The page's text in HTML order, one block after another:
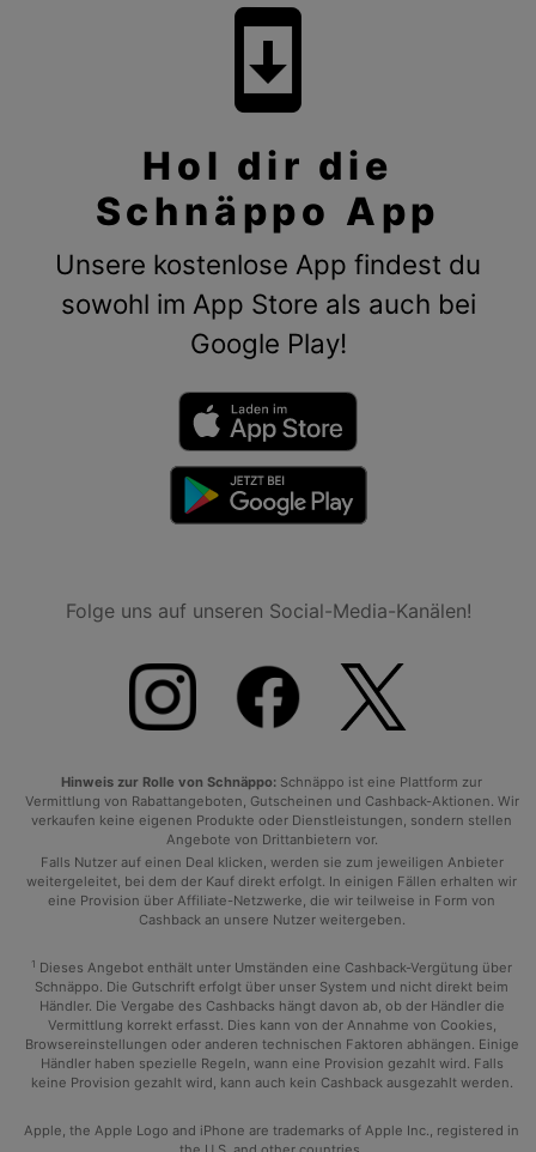
system_update
Hol dir die
Schnäppo App
Unsere kostenlose App findest du
sowohl im App Store als auch bei
Google Play!
Folge uns auf unseren Social-Media-Kanälen!
Hinweis zur Rolle von Schnäppo: Schnäppo ist eine Plattform zur
Vermittlung von Rabattangeboten, Gutscheinen und Cashback-Aktionen. Wir
verkaufen keine eigenen Produkte oder Dienstleistungen, sondern stellen
Angebote von Drittanbietern vor.
Falls Nutzer auf einen Deal klicken, werden sie zum jeweiligen Anbieter
weitergeleitet, bei dem der Kauf direkt erfolgt. In einigen Fällen erhalten wir
eine Provision über Affiliate-Netzwerke, die wir teilweise in Form von
Cashback an unsere Nutzer weitergeben.
1 Dieses Angebot enthält unter Umständen eine Cashback-Vergütung über
Schnäppo. Die Gutschrift erfolgt über unser System und nicht direkt beim
Händler. Die Vergabe des Cashbacks hängt davon ab, ob der Händler die
Vermittlung korrekt erfasst. Dies kann von der Annahme von Cookies,
Browsereinstellungen oder anderen technischen Faktoren abhängen. Einige
Händler haben spezielle Regeln, wann eine Provision gezahlt wird. Falls
keine Provision gezahlt wird, kann auch kein Cashback ausgezahlt werden.
Apple, the Apple Logo and iPhone are trademarks of Apple Inc., registered in